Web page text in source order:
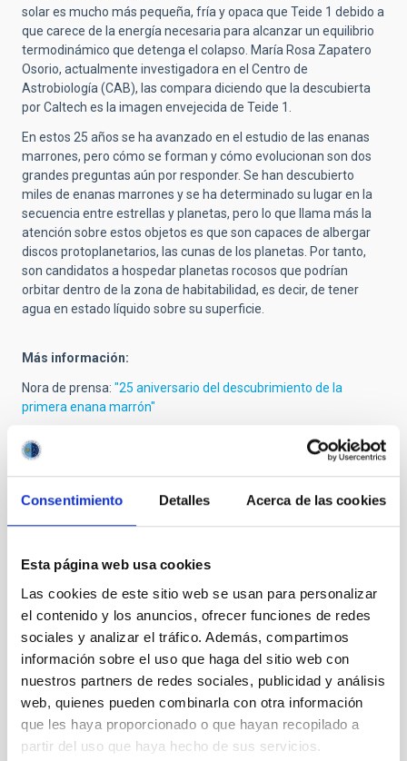
Consentimiento Detalles Acerca de las cookies
Esta página web usa cookies
Las cookies de este sitio web se usan para personalizar
el contenido y los anuncios, ofrecer funciones de redes
sociales y analizar el tráfico. Además, compartimos
información sobre el uso que haga del sitio web con
nuestros partners de redes sociales, publicidad y análisis
web, quienes pueden combinarla con otra información
que les haya proporcionado o que hayan recopilado a
partir del uso que haya hecho de sus servicios.
solar es mucho más pequeña, fría y opaca que Teide 1 debido a
que carece de la energía necesaria para alcanzar un equilibrio
termodinámico que detenga el colapso. María Rosa Zapatero
Osorio, actualmente investigadora en el Centro de
Astrobiología (CAB), las compara diciendo que la descubierta
por Caltech es la imagen envejecida de Teide 1.
En estos 25 años se ha avanzado en el estudio de las enanas
marrones, pero cómo se forman y cómo evolucionan son dos
grandes preguntas aún por responder. Se han descubierto
miles de enanas marrones y se ha determinado su lugar en la
secuencia entre estrellas y planetas, pero lo que llama más la
atención sobre estos objetos es que son capaces de albergar
discos protoplanetarios, las cunas de los planetas. Por tanto,
son candidatos a hospedar planetas rocosos que podrían
orbitar dentro de la zona de habitabilidad, es decir, de tener
agua en estado líquido sobre su superficie.
Más información:
Nora de prensa: "25 aniversario del descubrimiento de la
primera enana marrón"
Entradas recientes
El evento del 12 de agosto en Palencia se suma a la
iniciativa Eclipse Inclusivo
Cómo los eclipses nos enseñaron a ser libres
El proyecto NATE en Palencia: un evento multicultural
Los puntos calientes del eclipse en Palencia
Del primer contacto a las perlas de Baily para llegar a la